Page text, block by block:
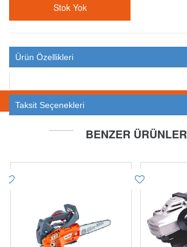
Stok Yok
Ürün Özellikleri
Taksit Seçenekleri
BENZER ÜRÜNLER